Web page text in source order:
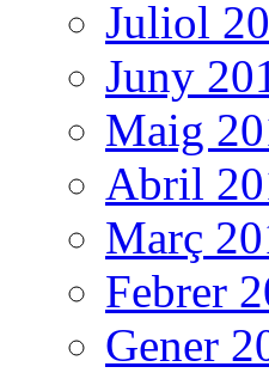
Juliol
Juny
Maig
Abril
Març
Febrer
Gener